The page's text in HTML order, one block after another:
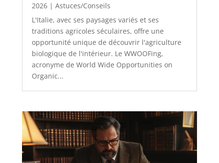
2026| Astuces/Conseils
L'Italie, avec ses paysages variés et ses
traditions agricoles séculaires, offre une
opportunité unique de découvrir l'agriculture
biologique de l'intérieur. Le WWOOFing,
acronyme de World Wide Opportunities on
Organic...